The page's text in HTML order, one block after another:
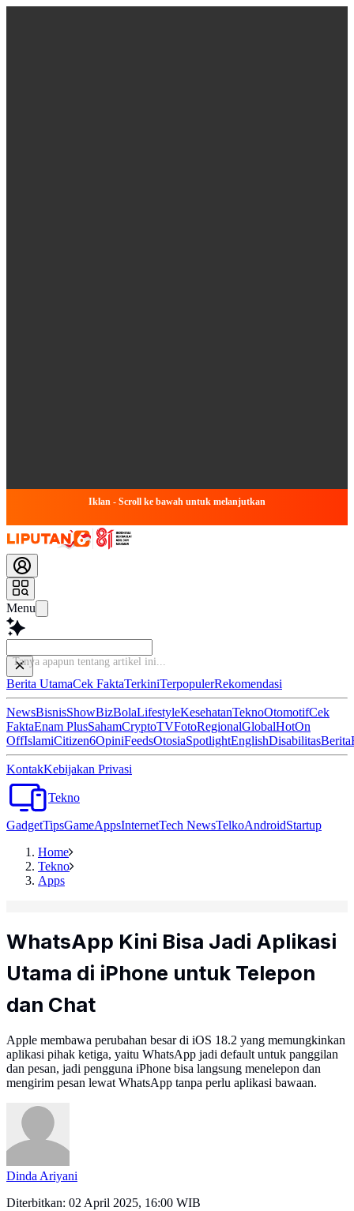
Iklan - Scroll ke bawah untuk melanjutkan
Menu
Tanya apapun tentan
Berita UtamaCek FaktaTerkiniTerpopulerRekomendasi
NewsBisnisShowBizBolaLifestyleKesehatanTeknoOtomotifCek
FaktaEnam PlusSahamCryptoTVFotoRegionalGlobalHotOn
OffIslamiCitizen6OpiniFeedsOtosiaSpotlightEnglishDisabilitasBerita
KontakKebijakan Privasi
Tekno
GadgetTipsGameAppsInternetTech NewsTelkoAndroidStartup
Home
Tekno
Apps
WhatsApp Kini Bisa Jadi Aplikasi
Utama di iPhone untuk Telepon
dan Chat
Apple membawa perubahan besar di iOS 18.2 yang memungkinkan
aplikasi pihak ketiga, yaitu WhatsApp jadi default untuk panggilan
dan pesan, jadi pengguna iPhone bisa langsung menelepon dan
mengirim pesan lewat WhatsApp tanpa perlu aplikasi bawaan.
Dinda Ariyani
Diterbitkan: 02 April 2025, 16:00 WIB